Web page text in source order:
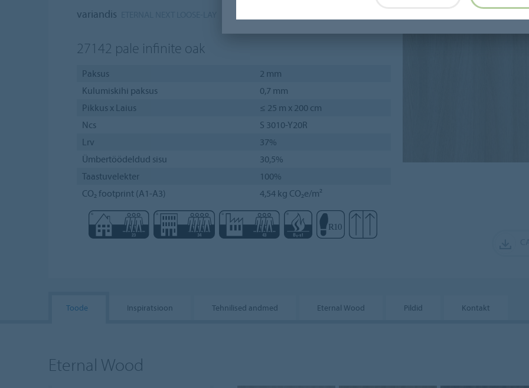
variandis
27142 pale infinite oak
Paksus
2 mm
Kulumiskihi paksus
0,7 mm
Pikkus x Laius
≤ 25 m x 200 cm
Ncs
S 3010-Y20R
Lrv
37%
Ümbertöödeldud sisu
30,5%
Taastuvelekter
100%
CO₂ footprint (A1-A3)
4,54 kg CO₂e/m²
Toode Inspiratsioon Tehnilised andmed Eternal Wood Pildid Kontakt
Eternal Wood